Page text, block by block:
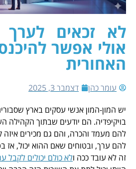
לא זכאים לערך
אולי אפשר
האחורית
עומר כהן
דצמבר 3, 2025
יש המון-המון אנשי עסקים בארץ
בויקיפדיה. הם יודעים שבתוך הקהילה
להם מעמד והכרה, והם גם מכירים איזה
להם ערך, ובטוחים שאם ההוא יכול, אז
זה לא עובד ככה ולא כולם יכולים לקבל